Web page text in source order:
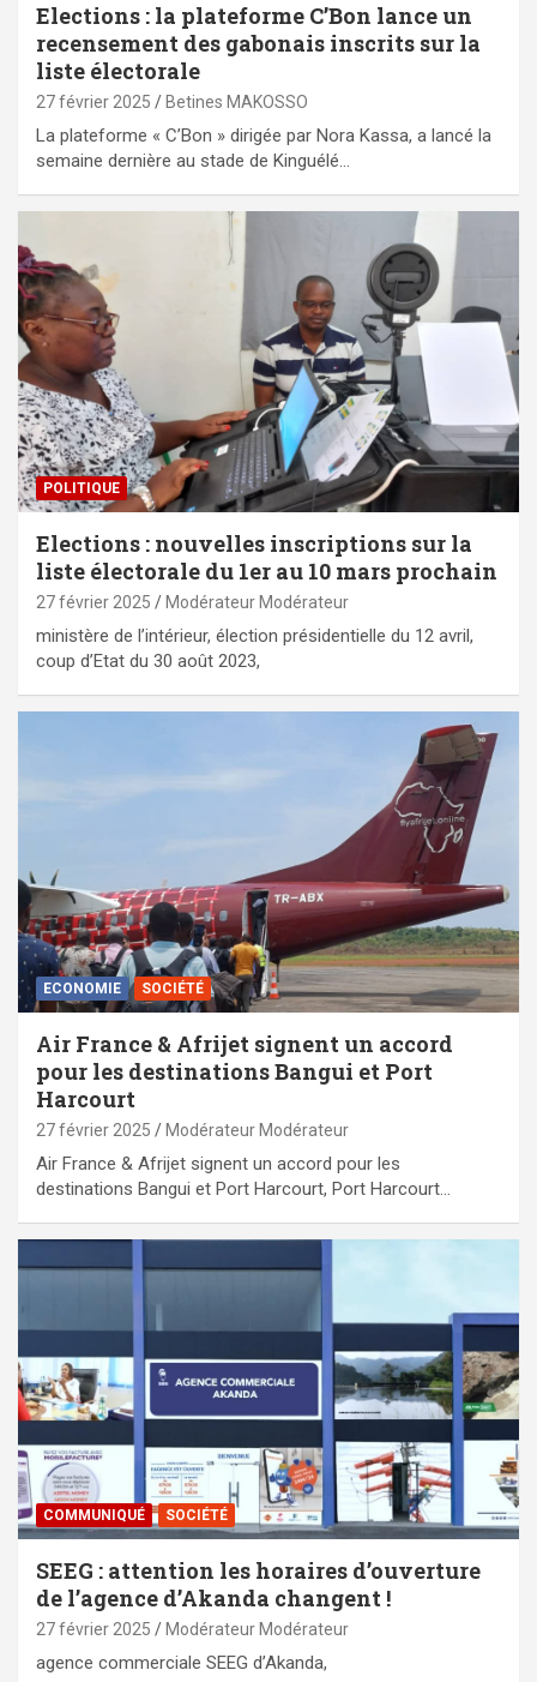
Elections : la plateforme C’Bon lance un
recensement des gabonais inscrits sur la
liste électorale
27 février 2025 Betines MAKOSSO
La plateforme « C’Bon » dirigée par Nora Kassa, a lancé la
semaine dernière au stade de Kinguélé…
POLITIQUE
Elections : nouvelles inscriptions sur la
liste électorale du 1er au 10 mars prochain
27 février 2025 Modérateur Modérateur
ministère de l’intérieur, élection présidentielle du 12 avril,
coup d’Etat du 30 août 2023,
ECONOMIE SOCIÉTÉ
Air France & Afrijet signent un accord
pour les destinations Bangui et Port
Harcourt
27 février 2025 Modérateur Modérateur
Air France & Afrijet signent un accord pour les
destinations Bangui et Port Harcourt, Port Harcourt…
COMMUNIQUÉ SOCIÉTÉ
SEEG : attention les horaires d’ouverture
de l’agence d’Akanda changent !
27 février 2025 Modérateur Modérateur
agence commerciale SEEG d’Akanda,